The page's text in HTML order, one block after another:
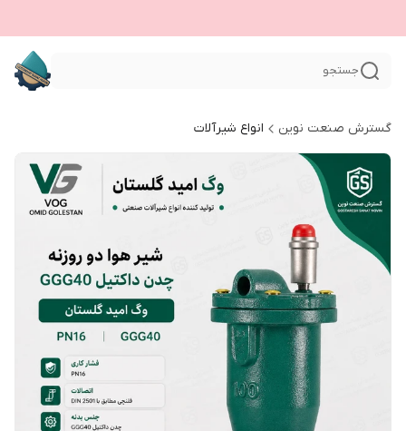
جستجو
گسترش صنعت نوین انواع شیرآلات